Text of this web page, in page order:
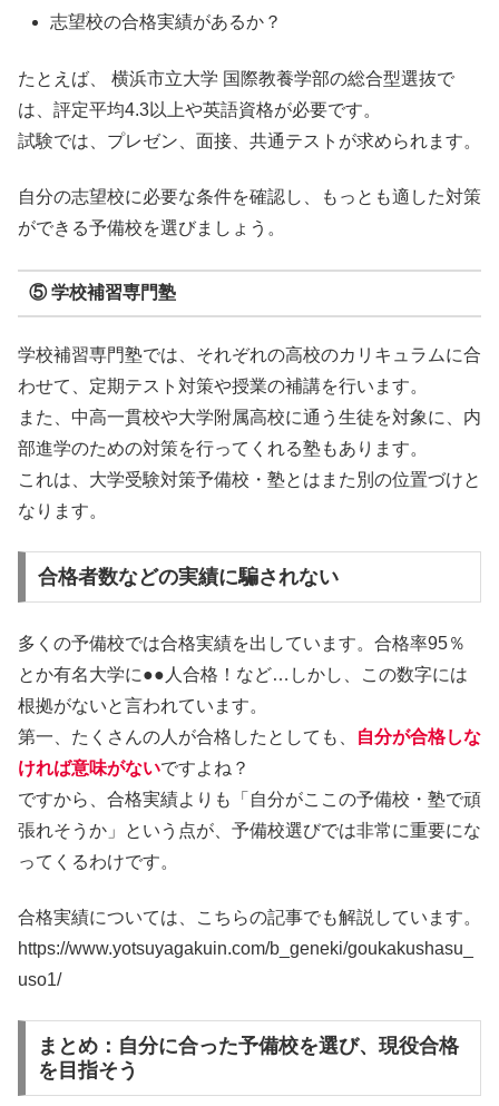
志望校の合格実績があるか？
たとえば、 横浜市立大学 国際教養学部の総合型選抜で
は、評定平均4.3以上や英語資格が必要です。
試験では、プレゼン、面接、共通テストが求められます。
自分の志望校に必要な条件を確認し、もっとも適した対策
ができる予備校を選びましょう。
⑤ 学校補習専門塾
学校補習専門塾では、それぞれの高校のカリキュラムに合
わせて、定期テスト対策や授業の補講を行います。
また、中高一貫校や大学附属高校に通う生徒を対象に、内
部進学のための対策を行ってくれる塾もあります。
これは、大学受験対策予備校・塾とはまた別の位置づけと
なります。
合格者数などの実績に騙されない
多くの予備校では合格実績を出しています。合格率95％
とか有名大学に●●人合格！など…しかし、この数字には
根拠がないと言われています。
第一、たくさんの人が合格したとしても、
自分が合格しな
ければ意味がないですよね？
ですから、合格実績よりも「自分がここの予備校・塾で頑
張れそうか」という点が、予備校選びでは非常に重要にな
ってくるわけです。
合格実績については、こちらの記事でも解説しています。
https://www.yotsuyagakuin.com/b_geneki/goukakushasu_
uso1/
まとめ：自分に合った予備校を選び、現役合格
を目指そう